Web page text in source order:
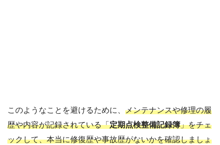
このようなことを避けるために、 メンテナンスや修理の履
歴や内容が記録されている「定期点検整備記録簿」をチェ
ックして、本当に修復歴や事故歴がないかを確認しましょ